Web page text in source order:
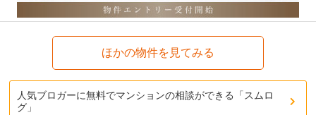
ほかの物件を見てみる
人気ブロガーに無料でマンションの相談ができる「スムロ
グ」